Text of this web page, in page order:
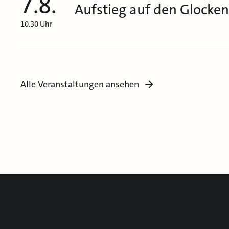
10.30 Uhr
Aufstieg auf den
Alle Veranstaltungen ansehen